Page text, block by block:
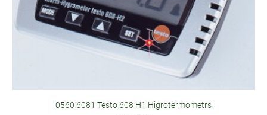
0560 6081 Testo 608 H1 Higrotermometrs